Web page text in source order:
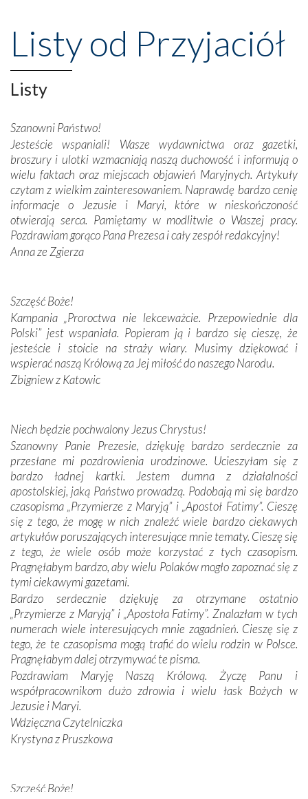
wznoszono na chwałę Bożą, na przykład – w podzięce za
Opatrznościową pomoc w wygranej bitwie o
niepodległość kraju. Zachwyt budziła potężna, a zarazem
misterna architektura tych monumentalnych dzieł,
wspaniałe zdobienia, dbałość ich twórców o detale,
budowniczych.
Podążyliśmy też śladami fatimskich wizjonerów – Łucji
dos Santos oraz świętych Hiacynty i Franciszka Marto.
Modliliśmy się przy ich grobach. Odprawiliśmy Drogę
Krzyżową w ich rodzinnych stronach, odwiedziliśmy
domy, w których żyli.
W miejscu objawień Matki Bożej zapaliliśmy świece
Podczas tej kilkudniowej wyprawy na każdym kroku
spotykaliśmy się z serdeczną otwartością
Portugalczyków. Podziwialiśmy ich ludową sztukę i
zwyczaje. Mimo że nasze kraje są od siebie bardzo
oddalone, w żaden sposób nie czuliśmy się obco.
Sprawiła to oczywiście sama Matka Boża, ale też
kulturowa bliskość biorąca swój początek w naszej
mieliśmy okazję przekonać się, że Maryja swoją opieką
otacza nie tylko nasz naród, lecz wszystkie nacje, które
się Jej ufnie oddają, a także każdą osobę, która zawierza
Jej siebie oraz swych bliskich.
Dzieje Portugalii to również historia wierności Bogu i
odstępstw, także w życiu władców. Trudne momenty w
wymiarze tak osobistym, jak i zbiorowym, przypominają o
konieczności ciągłego zabiegania o własną duszę i o łaskę
Opatrzności. Wierność przynosi pomyślność –
przynajmniej w życiu duchowym. Odstępstwo owocuje
nieszczęściem i śmiercią. Te uniwersalne prawdy
przychodziły na myśl, gdy słuchaliśmy opowieści
przewodników o portugalskich monarchach i wodzach,
zwycięskich bitwach i nieszczęśliwych losach grzesznych
kochanków.
Byli tym razem pośród Apostołów Fatimy reprezentanci
każdego spośród żyjących pokoleń. Najmłodszy uczestnik
liczył sobie 13 lat, zaś senior, pan Zdzisław – już 94.
Całe życie marzyłem, by tu przyjechać
Nasza pielgrzymka nie byłaby tak bogata w duchową treść
Listy od Przyjaciół
Listy
Szanowni Państwo!
Jesteście wspaniali! Wasze wydawnictwa oraz gazetki,
broszury i ulotki wzmacniają naszą duchowość i informują o
wielu faktach oraz miejscach objawień Maryjnych. Artykuły
czytam z wielkim zainteresowaniem. Naprawdę bardzo cenię
informacje o Jezusie i Maryi, które w nieskończoność
otwierają serca. Pamiętamy w modlitwie o Waszej pracy.
Pozdrawiam gorąco Pana Prezesa i cały zespół redakcyjny!
Anna ze Zgierza
Szczęść Boże!
Kampania „Proroctwa nie lekceważcie. Przepowiednie dla
Polski” jest wspaniała. Popieram ją i bardzo się cieszę, że
jesteście i stoicie na straży wiary. Musimy dziękować i
wspierać naszą Królową za Jej miłość do naszego Narodu.
Zbigniew z Katowic
Niech będzie pochwalony Jezus Chrystus!
Szanowny Panie Prezesie, dziękuję bardzo serdecznie za
przesłane mi pozdrowienia urodzinowe. Ucieszyłam się z
bardzo ładnej kartki. Jestem dumna z działalności
apostolskiej, jaką Państwo prowadzą. Podobają mi się bardzo
czasopisma „Przymierze z Maryją” i „Apostoł Fatimy”. Cieszę
się z tego, że mogę w nich znaleźć wiele bardzo ciekawych
artykułów poruszających interesujące mnie tematy. Cieszę się
z tego, że wiele osób może korzystać z tych czasopism.
Pragnęłabym bardzo, aby wielu Polaków mogło zapoznać się z
tymi ciekawymi gazetami.
Bardzo serdecznie dziękuję za otrzymane ostatnio
„Przymierze z Maryją” i „Apostoła Fatimy”. Znalazłam w tych
numerach wiele interesujących mnie zagadnień. Cieszę się z
tego, że te czasopisma mogą trafić do wielu rodzin w Polsce.
Pragnęłabym dalej otrzymywać te pisma.
Pozdrawiam Maryję Naszą Królową. Życzę Panu i
współpracownikom dużo zdrowia i wielu łask Bożych w
Jezusie i Maryi.
Wdzięczna Czytelniczka
Krystyna z Pruszkowa
Szczęść Boże!